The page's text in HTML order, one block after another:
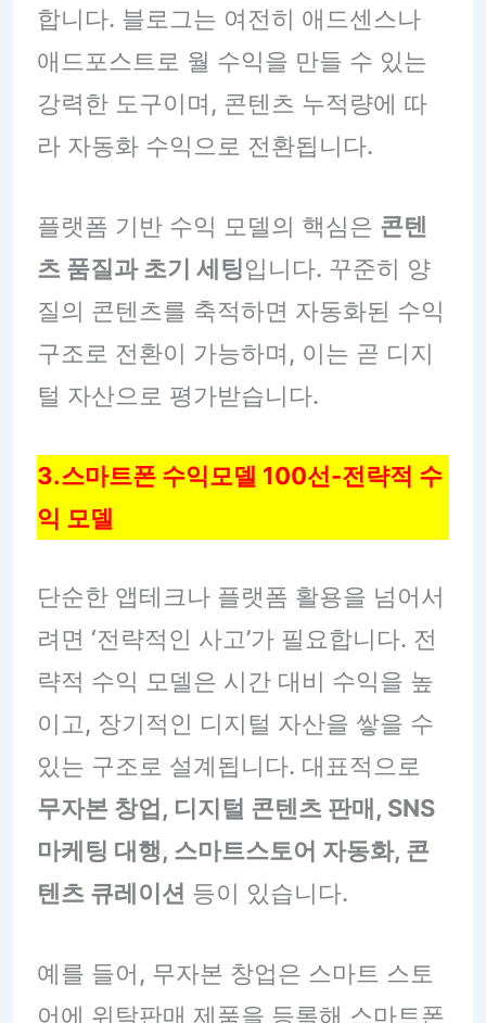
합니다. 블로그는 여전히 애드센스나
애드포스트로 월 수익을 만들 수 있는
강력한 도구이며, 콘텐츠 누적량에 따
라 자동화 수익으로 전환됩니다.
플랫폼 기반 수익 모델의 핵심은 콘텐
츠 품질과 초기 세팅입니다. 꾸준히 양
질의 콘텐츠를 축적하면 자동화된 수익
구조로 전환이 가능하며, 이는 곧 디지
털 자산으로 평가받습니다.
3.스마트폰 수익모델 100선-전략적 수
익 모델
단순한 앱테크나 플랫폼 활용을 넘어서
려면 ‘전략적인 사고’가 필요합니다. 전
략적 수익 모델은 시간 대비 수익을 높
이고, 장기적인 디지털 자산을 쌓을 수
있는 구조로 설계됩니다. 대표적으로
무자본 창업, 디지털 콘텐츠 판매, SNS
마케팅 대행, 스마트스토어 자동화, 콘
텐츠 큐레이션 등이 있습니다.
예를 들어, 무자본 창업은 스마트 스토
어에 위탁판매 제품을 등록해 스마트폰